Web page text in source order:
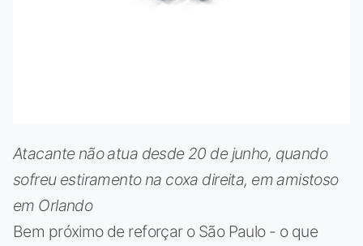
Atacante não atua desde 20 de junho, quando
sofreu estiramento na coxa direita, em amistoso
em Orlando
Bem próximo de reforçar o São Paulo - o que